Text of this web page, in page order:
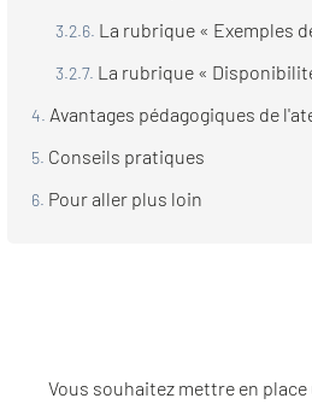
La rubrique « Exemples
La rubrique «
Avantages pédagogiques de
Conseils pratiques
Pour aller plus loin
Vous souhaitez mettre en